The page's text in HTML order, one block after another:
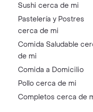
Sushi cerca de mi
Pastelería y Postres
cerca de mi
Comida Saludable
de mi
Comida a Domicilio
Pollo cerca de mi
Completos cerca de